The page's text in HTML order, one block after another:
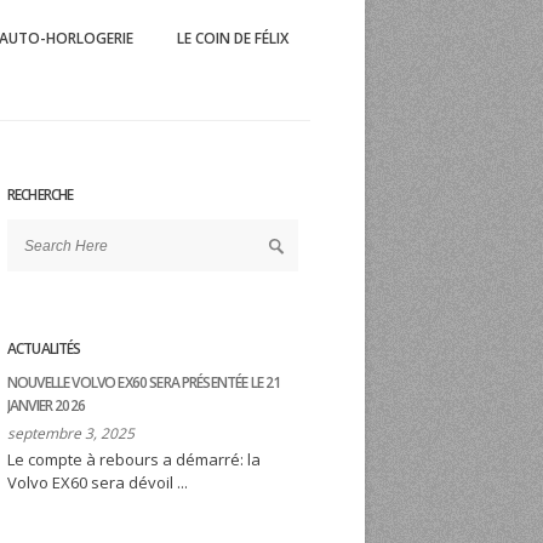
et du sport éponyme
AUTO-HORLOGERIE LE COIN DE FÉLIX
RECHERCHE
ACTUALITÉS
NOUVELLE VOLVO EX60 SERA PRÉSENTÉE LE 21
JANVIER 2026
septembre 3, 2025
Le compte à rebours a démarré: la
Volvo EX60 sera dévoil ...